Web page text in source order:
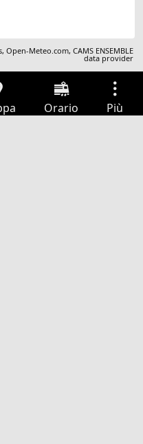
,Open-Meteo.com,CAMS ENSEMBLE
data provider
Orario Più